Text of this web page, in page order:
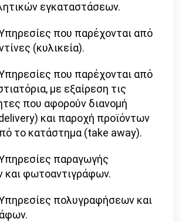
εγκαταστάσεων.
που παρέχονται από
(κυλικεία).
που παρέχονται από
με εξαίρεση τις
που αφορούν διανομή
και παροχή προϊόντων
το κατάστημα (take away).
παραγωγής
φωτοαντιγράφων.
πολυγραφήσεων και